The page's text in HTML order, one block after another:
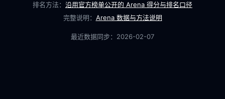
排名方法： 沿用官方榜单公开的 Arena 得分与排名口径
完整说明： Arena 数据与方法说明
最近数据同步： 2026-02-07